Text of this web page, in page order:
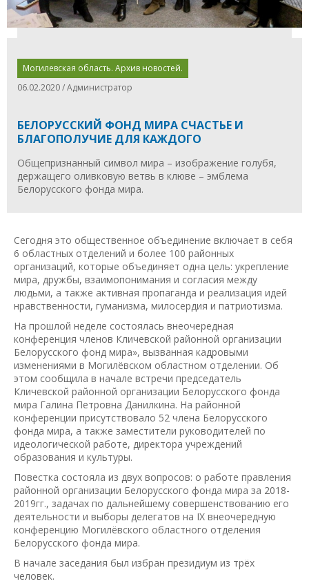
Могилевская область. Архив новостей.
06.02.2020 / Администратор
БЕЛОРУССКИЙ ФОНД МИРА СЧАСТЬЕ И
БЛАГОПОЛУЧИЕ ДЛЯ КАЖДОГО
Общепризнанный символ мира – изображение голубя,
держащего оливковую ветвь в клюве – эмблема
Белорусского фонда мира.
Сегодня это общественное объединение включает в себя
6 областных отделений и более 100 районных
организаций, которые объединяет одна цель: укрепление
мира, дружбы, взаимопонимания и согласия между
людьми, а также активная пропаганда и реализация идей
нравственности, гуманизма, милосердия и патриотизма.
На прошлой неделе состоялась внеочередная
конференция членов Кличевской районной организации
Белорусского фонд мира», вызванная кадровыми
изменениями в Могилёвском областном отделении. Об
этом сообщила в начале встречи председатель
Кличевской районной организации Белорусского фонда
мира Галина Петровна Данилкина. На районной
конференции присутствовало 52 члена Белорусского
фонда мира, а также заместители руководителей по
идеологической работе, директора учреждений
образования и культуры.
Повестка состояла из двух вопросов: о работе правления
районной организации Белорусского фонда мира за 2018-
2019гг., задачах по дальнейшему совершенствованию его
деятельности и выборы делегатов на IХ внеочередную
конференцию Могилёвского областного отделения
Белорусского фонда мира.
В начале заседания был избран президиум из трёх
человек.